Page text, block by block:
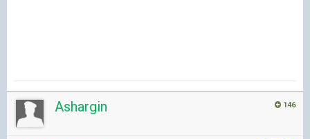
146
Ashargin